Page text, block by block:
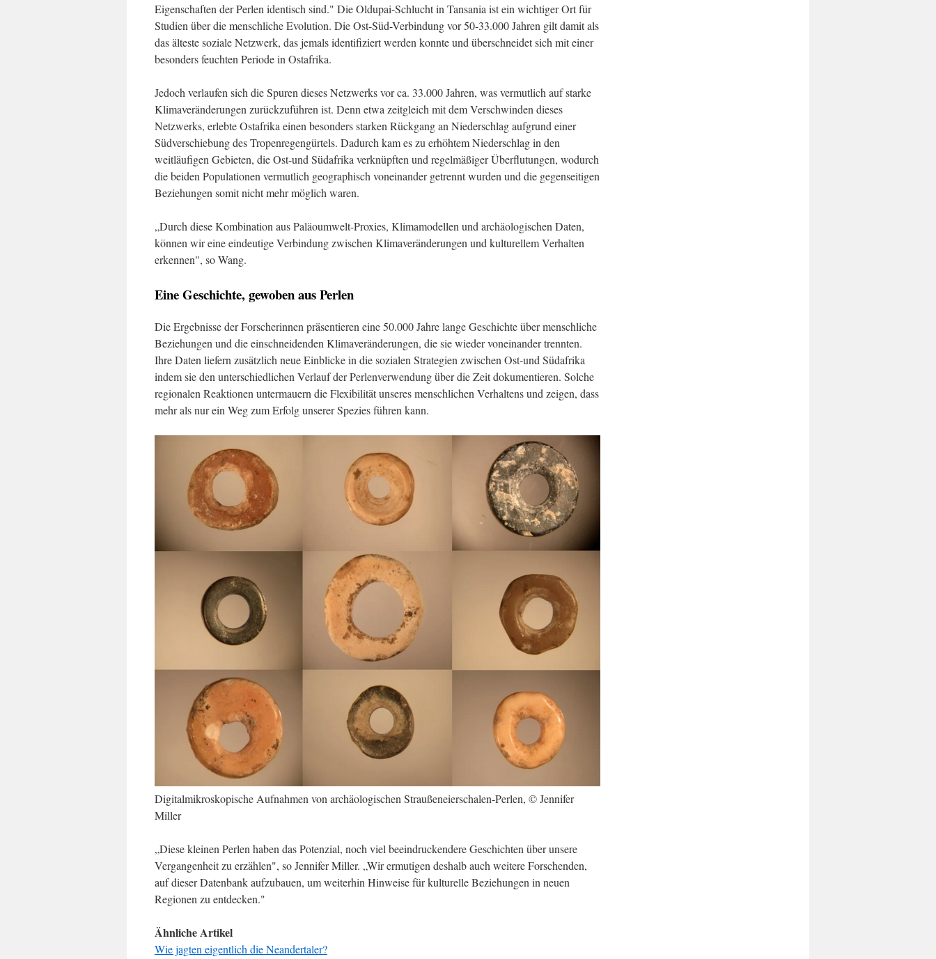
Eigenschaften der Perlen identisch sind." Die Oldupai-Schlucht in Tansania ist ein wichtiger Ort für
Studien über die menschliche Evolution. Die Ost-Süd-Verbindung vor 50-33.000 Jahren gilt damit als
das älteste soziale Netzwerk, das jemals identifiziert werden konnte und überschneidet sich mit einer
besonders feuchten Periode in Ostafrika.
Jedoch verlaufen sich die Spuren dieses Netzwerks vor ca. 33.000 Jahren, was vermutlich auf starke
Klimaveränderungen zurückzuführen ist. Denn etwa zeitgleich mit dem Verschwinden dieses
Netzwerks, erlebte Ostafrika einen besonders starken Rückgang an Niederschlag aufgrund einer
Südverschiebung des Tropenregengürtels. Dadurch kam es zu erhöhtem Niederschlag in den
weitläufigen Gebieten, die Ost-und Südafrika verknüpften und regelmäßiger Überflutungen, wodurch
die beiden Populationen vermutlich geographisch voneinander getrennt wurden und die gegenseitigen
Beziehungen somit nicht mehr möglich waren.
„Durch diese Kombination aus Paläoumwelt-Proxies, Klimamodellen und archäologischen Daten,
können wir eine eindeutige Verbindung zwischen Klimaveränderungen und kulturellem Verhalten
erkennen", so Wang.
Eine Geschichte, gewoben aus Perlen
Die Ergebnisse der Forscherinnen präsentieren eine 50.000 Jahre lange Geschichte über menschliche
Beziehungen und die einschneidenden Klimaveränderungen, die sie wieder voneinander trennten.
Ihre Daten liefern zusätzlich neue Einblicke in die sozialen Strategien zwischen Ost-und Südafrika
indem sie den unterschiedlichen Verlauf der Perlenverwendung über die Zeit dokumentieren. Solche
regionalen Reaktionen untermauern die Flexibilität unseres menschlichen Verhaltens und zeigen, dass
mehr als nur ein Weg zum Erfolg unserer Spezies führen kann.
Digitalmikroskopische Aufnahmen von archäologischen Straußeneierschalen-Perlen, © Jennifer
Miller
„Diese kleinen Perlen haben das Potenzial, noch viel beeindruckendere Geschichten über unsere
Vergangenheit zu erzählen", so Jennifer Miller. „Wir ermutigen deshalb auch weitere Forschenden,
auf dieser Datenbank aufzubauen, um weiterhin Hinweise für kulturelle Beziehungen in neuen
Regionen zu entdecken."
Ähnliche Artikel
Wie jagten eigentlich die Neandertaler?